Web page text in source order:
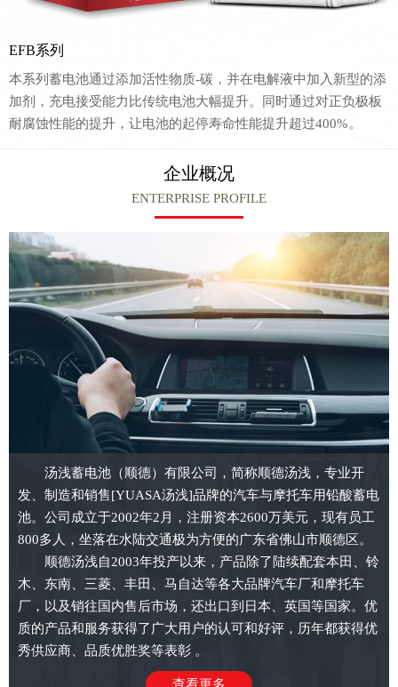
EFB系列
本系列蓄电池通过添加活性物质-碳，并在电解液中加入新型的添
加剂，充电接受能力比传统电池大幅提升。同时通过对正负极板
耐腐蚀性能的提升，让电池的起停寿命性能提升超过400%。
企业概况
ENTERPRISE PROFILE
汤浅蓄电池（顺德）有限公司，简称顺德汤浅，专业开
发、制造和销售[YUASA汤浅]品牌的汽车与摩托车用铅酸蓄电
池。公司成立于2002年2月，注册资本2600万美元，现有员工
800多人，坐落在水陆交通极为方便的广东省佛山市顺德区。
顺德汤浅自2003年投产以来，产品除了陆续配套本田、铃
木、东南、三菱、丰田、马自达等各大品牌汽车厂和摩托车
厂，以及销往国内售后市场，还出口到日本、英国等国家。优
质的产品和服务获得了广大用户的认可和好评，历年都获得优
秀供应商、品质优胜奖等表彰 。
查看更多